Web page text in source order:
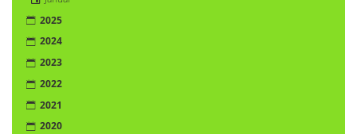
2025
2024
2023
2022
2021
2020